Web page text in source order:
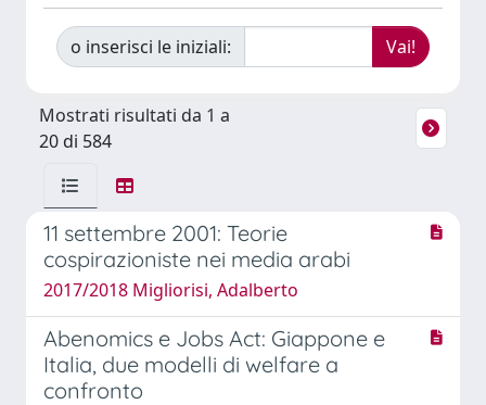
o inserisci le iniziali:
Mostrati risultati da 1 a
20 di 584
11 settembre 2001: Teorie
cospirazioniste nei media arabi
2017/2018 Migliorisi, Adalberto
Abenomics e Jobs Act: Giappone e
Italia, due modelli di welfare a
confronto